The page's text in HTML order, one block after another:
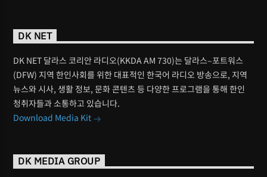
DK NET
DK NET 달라스 코리안 라디오(KKDA AM 730)는 달라스–포트워스
(DFW) 지역 한인사회를 위한 대표적인 한국어 라디오 방송으로, 지역
뉴스와 시사, 생활 정보, 문화 콘텐츠 등 다양한 프로그램을 통해 한인
청취자들과 소통하고 있습니다.
Download Media Kit
DK MEDIA GROUP